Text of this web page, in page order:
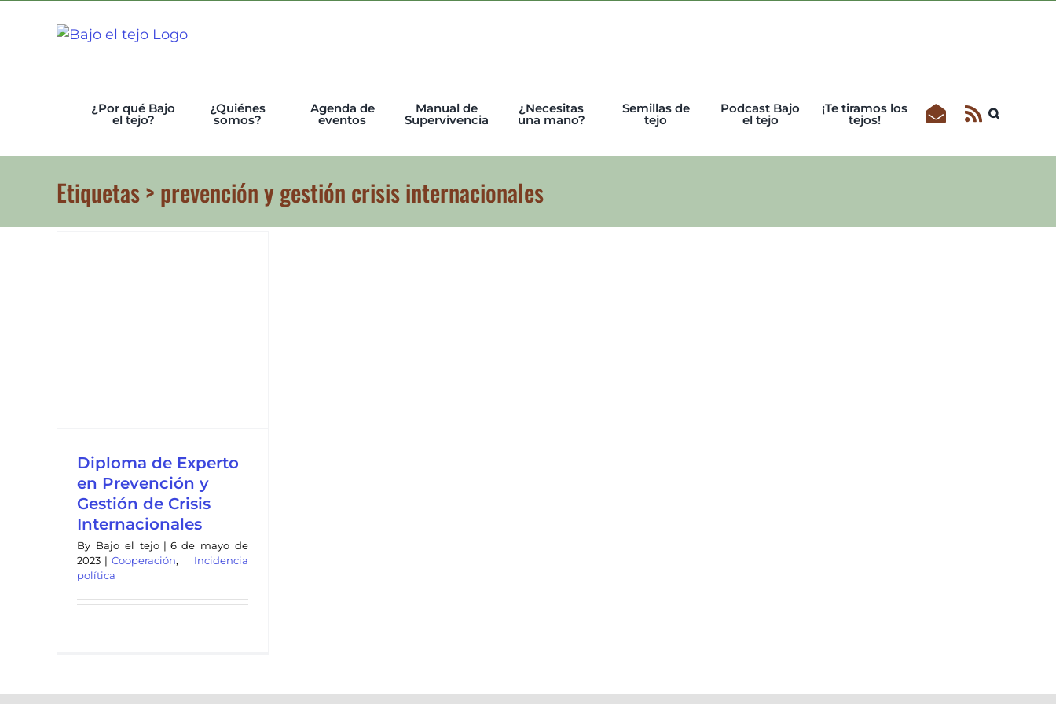
¿Por qué Bajo
el tejo?
¿Quiénes
somos?
Agenda de
eventos
Manual de
Supervivencia
¿Necesitas
una mano?
Semillas de
tejo
Podcast Bajo
el tejo
¡Te tiramos los
tejos!
Etiquetas > prevención y gestión crisis internacionales
Diploma de Experto
en Prevención y
Gestión de Crisis
Internacionales
By Bajo el tejo | 6 de mayo de
2023 | Cooperación, Incidencia
política